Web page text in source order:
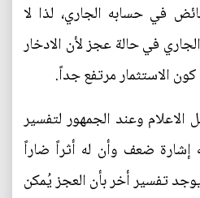
في حسابه الجاري، لذا لا
في حالة عجز لأن الادخار
الاستثمار مرتفع جداً.
وعند الجمهور لتفسير
إشارة ضعف وأن له أثراً ضاراً
تفسير أخر بأن العجز يُمكن